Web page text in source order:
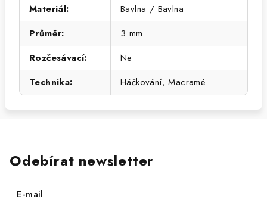
Materiál:
Bavlna / Bavlna
Průměr:
3 mm
Rozčesávací:
Ne
Technika: Háčkování, Macramé
Odebírat newsletter
E-mail